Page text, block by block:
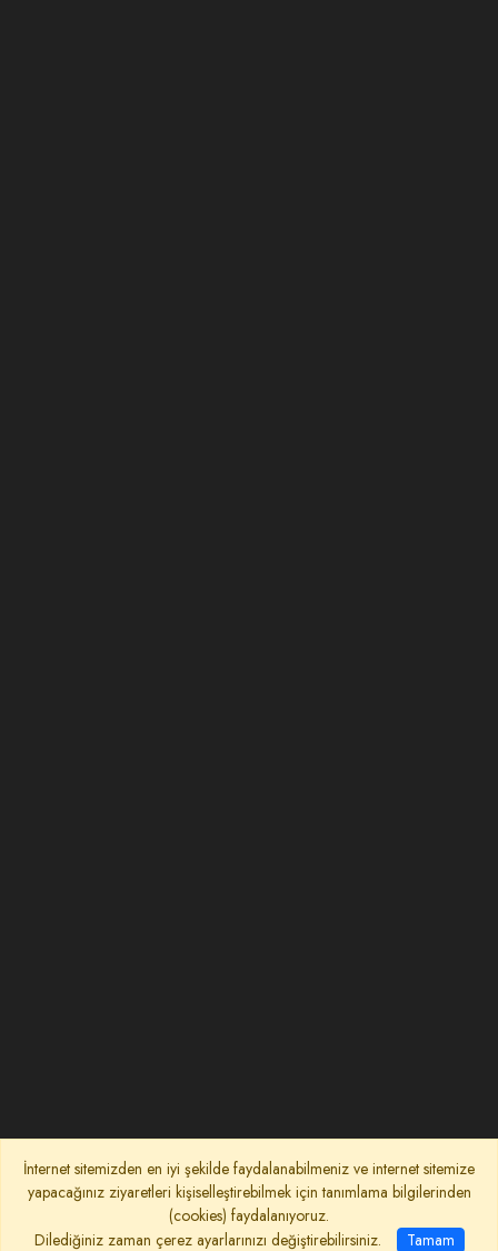
İnternet sitemizden en iyi şekilde faydalanabilmeniz ve internet sitemize
yapacağınız ziyaretleri kişiselleştirebilmek için tanımlama bilgilerinden
(cookies) faydalanıyoruz.
Dilediğiniz zaman çerez ayarlarınızı değiştirebilirsiniz.
Tamam